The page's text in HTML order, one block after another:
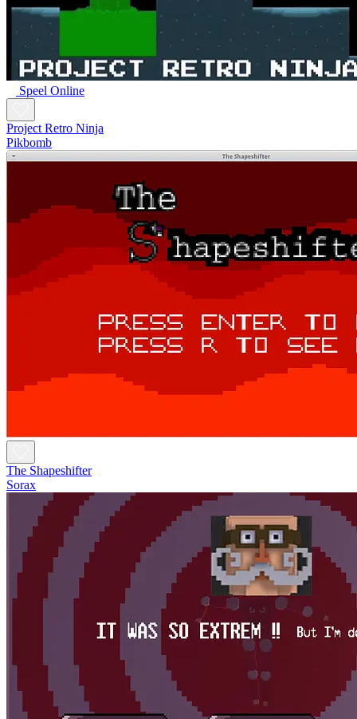
Speel Online
Project Retro Ninja
Pikbomb
The Shapeshifter
Sorax